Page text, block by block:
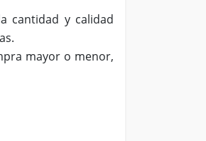
cantidad y calidad
mayor o menor,